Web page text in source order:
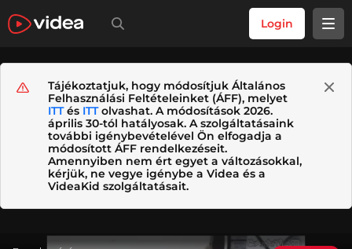
Login
Tájékoztatjuk, hogy módosítjuk Általános
Felhasználási Feltételeinket (ÁFF), melyet
ITTés ITTolvashat. A módosítások 2026.
április 30-tól hatályosak. A szolgáltatásaink
további igénybevételével Ön elfogadja a
módosított ÁFF rendelkezéseit.
Amennyiben nem ért egyet a változásokkal,
kérjük, ne vegye igénybe a Videa és a
VideaKid szolgáltatásait.